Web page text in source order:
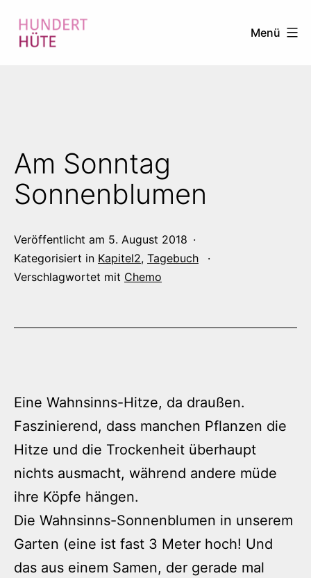
Inhalt
Menü
Am Sonntag
Sonnenblumen
Veröffentlicht am 5. August 2018
Kategorisiert in Kapitel2, Tagebuch
Verschlagwortet mit Chemo
Eine Wahnsinns-Hitze, da draußen.
Faszinierend, dass manchen Pflanzen die
Hitze und die Trockenheit überhaupt
nichts ausmacht, während andere müde
ihre Köpfe hängen.
Die Wahnsinns-Sonnenblumen in unserem
Garten (eine ist fast 3 Meter hoch! Und
das aus einem Samen, der gerade mal